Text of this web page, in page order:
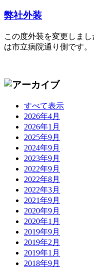
弊社外装
この度外装を変更しま
は市立病院通り側です
すべて表示
2026年4月
2026年1月
2025年9月
2024年9月
2023年9月
2022年9月
2022年8月
2022年3月
2021年9月
2020年9月
2020年1月
2019年9月
2019年2月
2019年1月
2018年9月